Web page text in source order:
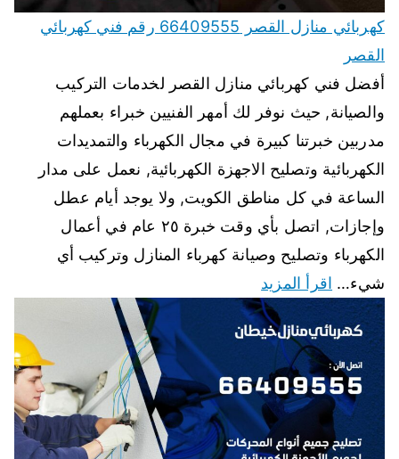
كهربائي منازل القصر 66409555 رقم فني كهربائي
القصر
أفضل فني كهربائي منازل القصر لخدمات التركيب
والصيانة, حيث نوفر لك أمهر الفنيين خبراء بعملهم
مدربين خبرتنا كبيرة في مجال الكهرباء والتمديدات
الكهربائية وتصليح الاجهزة الكهربائية, نعمل على مدار
الساعة في كل مناطق الكويت, ولا يوجد أيام عطل
وإجازات, اتصل بأي وقت خبرة ٢٥ عام في أعمال
الكهرباء وتصليح وصيانة كهرباء المنازل وتركيب أي
شيء… اقرأ المزيد